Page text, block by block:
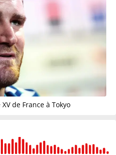
de France à Tokyo